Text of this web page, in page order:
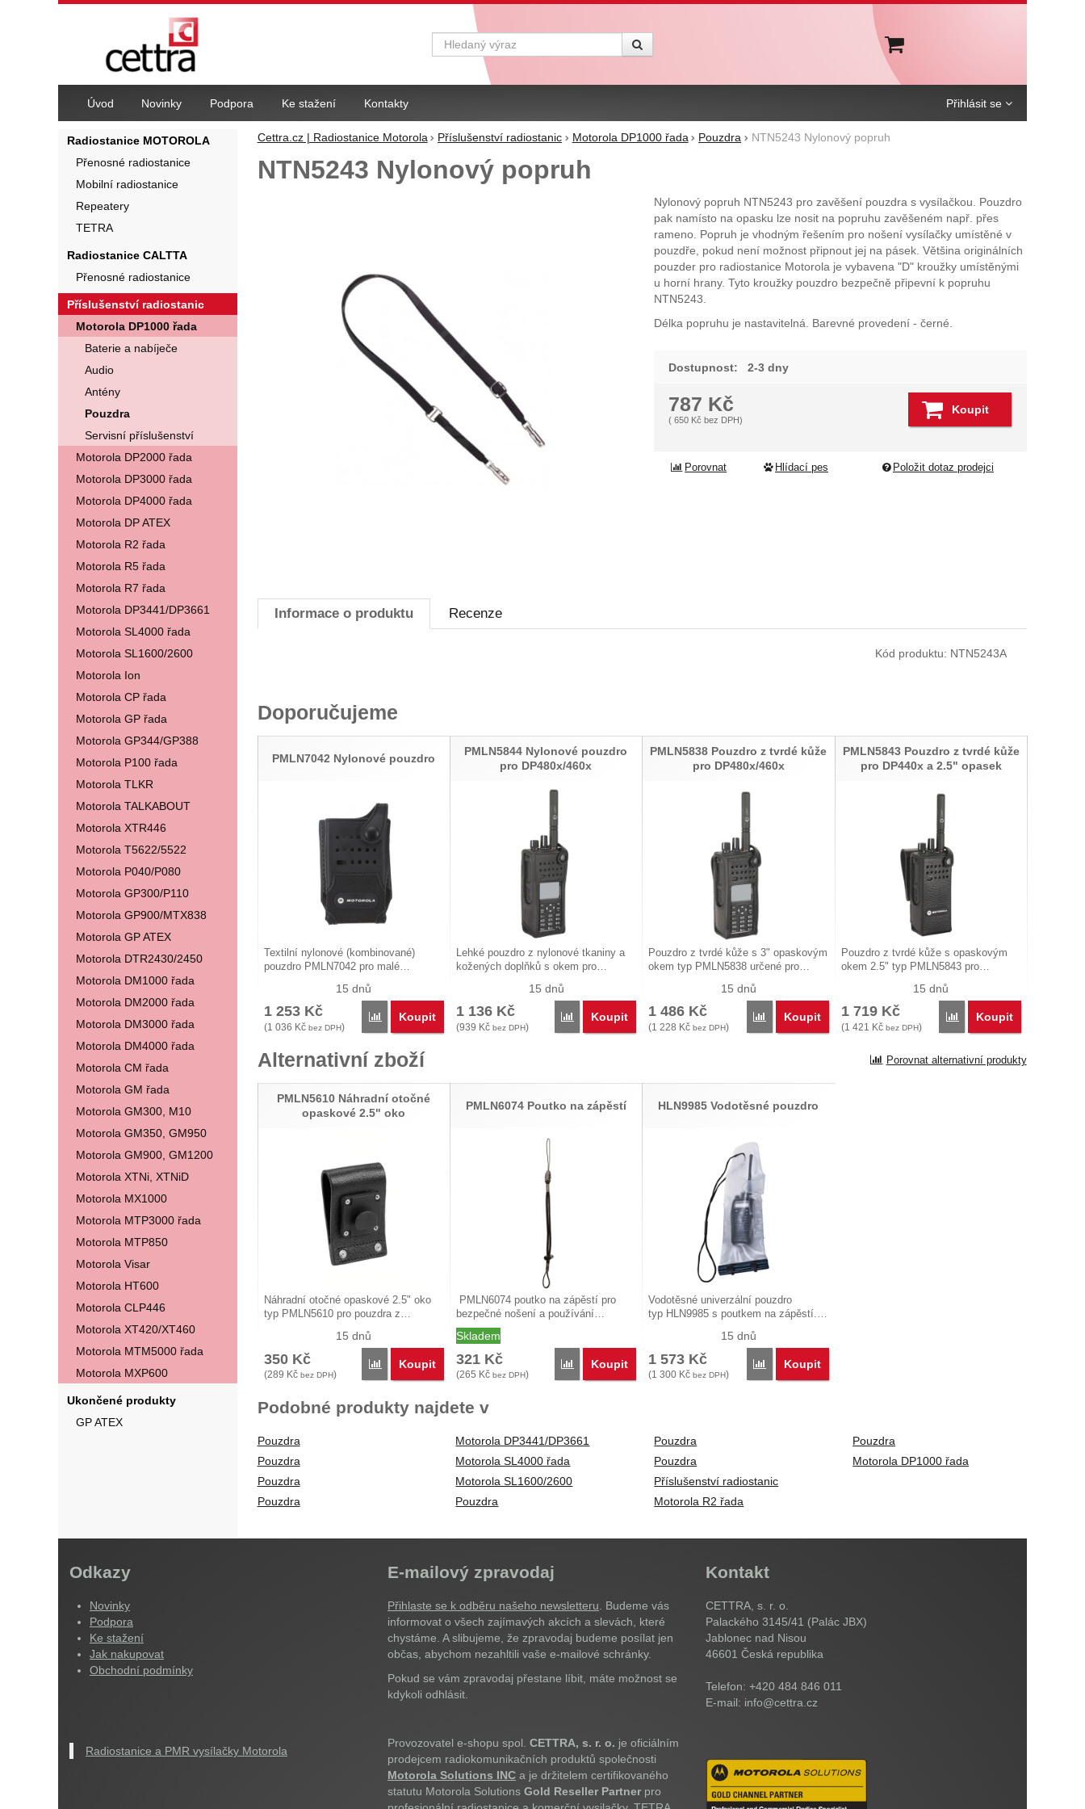
Cettra.cz | Radiostanice Motorola Příslušenství radiostanic Motorola DP1000 řada Pouzdra NTN5243 Nylonový popruh
NTN5243 Nylonový popruh
Nylonový popruh NTN5243 pro zavěšení pouzdra s vysílačkou. Pouzdro
pak namísto na opasku lze nosit na popruhu zavěšeném např. přes
rameno. Popruh je vhodným řešením pro nošení vysílačky umístěné v
pouzdře, pokud není možnost připnout jej na pásek. Většina originálních
pouzder pro radiostanice Motorola je vybavena "D" kroužky umístěnými
u horní hrany. Tyto kroužky pouzdro bezpečně připevní k popruhu
NTN5243.
Délka popruhu je nastavitelná. Barevné provedení - černé.
Dostupnost: 2-3 dny
787 Kč
( 650 Kč bez DPH)
Koupit
Porovnat Hlídací pes Položit dotaz prodejci
Informace o produktu Recenze
Kód produktu: NTN5243A
Doporučujeme
PMLN7042 Nylonové pouzdro
Textilní nylonové (kombinované)
pouzdro PMLN7042 pro malé…
15 dnů
1 253 Kč
(1 036 Kč bez DPH)
Porovnat
Koupit
PMLN5844 Nylonové pouzdro
pro DP480x/460x
Lehké pouzdro z nylonové tkaniny a
kožených doplňků s okem pro…
15 dnů
1 136 Kč
(939 Kč bez DPH)
Porovnat
Koupit
PMLN5838 Pouzdro z tvrdé kůže
pro DP480x/460x
Pouzdro z tvrdé kůže s 3" opaskovým
okem typ PMLN5838 určené pro…
15 dnů
1 486 Kč
(1 228 Kč bez DPH)
Porovnat
Koupit
PMLN5843 Pouzdro z tvrdé kůže
pro DP440x a 2.5" opasek
Pouzdro z tvrdé kůže s opaskovým
okem 2.5" typ PMLN5843 pro…
15 dnů
1 719 Kč
(1 421 Kč bez DPH)
Porovnat
Koupit
Alternativní zboží Porovnat alternativní produkty
PMLN5610 Náhradní otočné
opaskové 2.5" oko
Náhradní otočné opaskové 2.5" oko
typ PMLN5610 pro pouzdra z…
15 dnů
350 Kč
(289 Kč bez DPH)
Porovnat
Koupit
PMLN6074 Poutko na zápěstí
PMLN6074 poutko na zápěstí pro
bezpečné nošení a používání…
Skladem
321 Kč
(265 Kč bez DPH)
Porovnat
Koupit
HLN9985 Vodotěsné pouzdro
Vodotěsné univerzální pouzdro
typ HLN9985 s poutkem na zápěstí.…
15 dnů
1 573 Kč
(1 300 Kč bez DPH)
Porovnat
Koupit
Podobné produkty najdete v
Pouzdra
Pouzdra
Pouzdra
Pouzdra
Motorola DP3441/DP3661
Motorola SL4000 řada
Motorola SL1600/2600
Pouzdra
Pouzdra
Pouzdra
Příslušenství radiostanic
Motorola R2 řada
Pouzdra
Motorola DP1000 řada
Radiostanice MOTOROLA
Přenosné radiostanice
Mobilní radiostanice
Repeatery
TETRA
Radiostanice CALTTA
Přenosné radiostanice
Příslušenství radiostanic
Motorola DP1000 řada
Baterie a nabíječe
Audio
Antény
Pouzdra
Servisní příslušenství
Motorola DP2000 řada
Motorola DP3000 řada
Motorola DP4000 řada
Motorola DP ATEX
Motorola R2 řada
Motorola R5 řada
Motorola R7 řada
Motorola DP3441/DP3661
Motorola SL4000 řada
Motorola SL1600/2600
Motorola Ion
Motorola CP řada
Motorola GP řada
Motorola GP344/GP388
Motorola P100 řada
Motorola TLKR
Motorola TALKABOUT
Motorola XTR446
Motorola T5622/5522
Motorola P040/P080
Motorola GP300/P110
Motorola GP900/MTX838
Motorola GP ATEX
Motorola DTR2430/2450
Motorola DM1000 řada
Motorola DM2000 řada
Motorola DM3000 řada
Motorola DM4000 řada
Motorola CM řada
Motorola GM řada
Motorola GM300, M10
Motorola GM350, GM950
Motorola GM900, GM1200
Motorola XTNi, XTNiD
Motorola MX1000
Motorola MTP3000 řada
Motorola MTP850
Motorola Visar
Motorola HT600
Motorola CLP446
Motorola XT420/XT460
Motorola MTM5000 řada
Motorola MXP600
Ukončené produkty
GP ATEX
Navigace
Úvod Novinky Podpora Ke stažení Kontakty Přihlásit se
Vyhledávání
Odkazy
Novinky
Podpora
Ke stažení
Jak nakupovat
Obchodní podmínky
Radiostanice a PMR vysílačky Motorola
E-mailový zpravodaj
Přihlaste se k odběru našeho newsletteru . Budeme vás
informovat o všech zajímavých akcích a slevách, které
chystáme. A slibujeme, že zpravodaj budeme posílat jen
občas, abychom nezahltili vaše e-mailové schránky.
Pokud se vám zpravodaj přestane líbit, máte možnost se
kdykoli odhlásit.
Provozovatel e-shopu spol. CETTRA, s. r. o. je oficiálním
prodejcem radiokomunikačních produktů společnosti
Motorola Solutions INCa je držitelem certifikovaného
statutu Motorola Solutions Gold Reseller Partnerpro
Kontakt
CETTRA, s. r. o.
Palackého 3145/41 (Palác JBX)
Jablonec nad Nisou
46601 Česká republika
Telefon: +420 484 846 011
E-mail: info@cettra.cz